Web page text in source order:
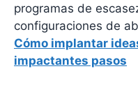
programas de
configuraciones de
Cómo implantar
impactantes pasos